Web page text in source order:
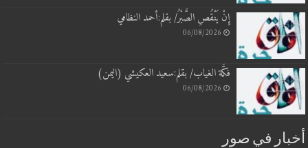
إِنْ يَنْقُصِ الصَّبْرُ/ بقلم:أحمد النظامي
06/08/2026
فكَّة الغياب/ بقلم:سعيد العكيشي (اليمن)
06/08/2026
في صور